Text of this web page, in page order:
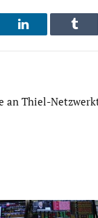
LinkedIn
an Thiel-